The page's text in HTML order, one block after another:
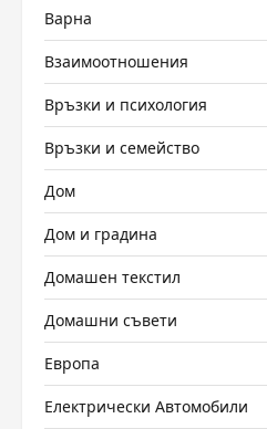
Варна
Взаимоотношения
Връзки и психология
Връзки и семейство
Дом
Дом и градина
Домашен текстил
Домашни съвети
Европа
Електрически Автомобили